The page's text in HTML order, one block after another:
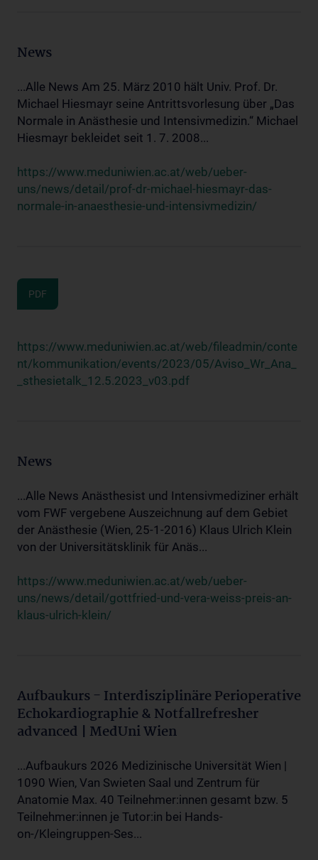
News
...Alle News Am 25. März 2010 hält Univ. Prof. Dr.
Michael Hiesmayr seine Antrittsvorlesung über „Das
Normale in Anästhesie und Intensivmedizin.“ Michael
Hiesmayr bekleidet seit 1. 7. 2008...
https://www.meduniwien.ac.at/web/ueber-
uns/news/detail/prof-dr-michael-hiesmayr-das-
normale-in-anaesthesie-und-intensivmedizin/
PDF
https://www.meduniwien.ac.at/web/fileadmin/conte
nt/kommunikation/events/2023/05/Aviso_Wr_Ana_
_sthesietalk_12.5.2023_v03.pdf
News
...Alle News Anästhesist und Intensivmediziner erhält
vom FWF vergebene Auszeichnung auf dem Gebiet
der Anästhesie (Wien, 25-1-2016) Klaus Ulrich Klein
von der Universitätsklinik für Anäs...
https://www.meduniwien.ac.at/web/ueber-
uns/news/detail/gottfried-und-vera-weiss-preis-an-
klaus-ulrich-klein/
Aufbaukurs - Interdisziplinäre Perioperative
Echokardiographie & Notfallrefresher
advanced | MedUni Wien
...Aufbaukurs 2026 Medizinische Universität Wien |
1090 Wien, Van Swieten Saal und Zentrum für
Anatomie Max. 40 Teilnehmer:innen gesamt bzw. 5
Teilnehmer:innen je Tutor:in bei Hands-
on-/Kleingruppen-Ses...